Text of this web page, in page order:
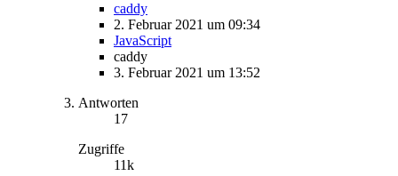
caddy
2. Februar 2021 um 09:34
JavaScript
caddy
3. Februar 2021 um 13:52
Antworten
17
Zugriffe
11k